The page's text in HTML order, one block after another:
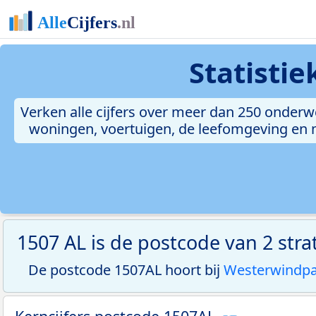
Verken alle cijfers over meer dan 250
woningen, voertuigen, de leefomgeving
1507 AL is de postcode van 2
De postcode 1507AL hoort bij